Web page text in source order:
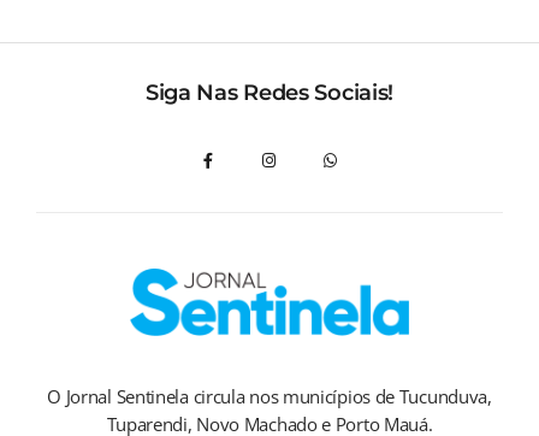
Siga Nas Redes Sociais!
O Jornal Sentinela circula nos municípios de Tucunduva,
Tuparendi, Novo Machado e Porto Mauá.